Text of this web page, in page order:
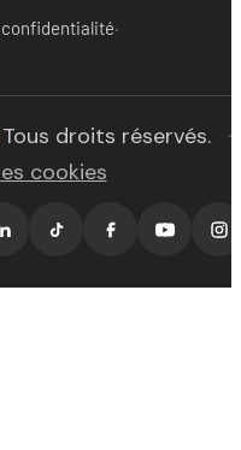
·
in new tab)
droits réservés.
·
cookies